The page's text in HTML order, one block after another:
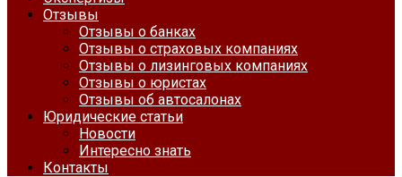
Отзывы
Отзывы о банках
Отзывы о страховых компаниях
Отзывы о лизинговых компаниях
Отзывы о юристах
Отзывы об автосалонах
Юридические статьи
Новости
Интересно знать
Контакты